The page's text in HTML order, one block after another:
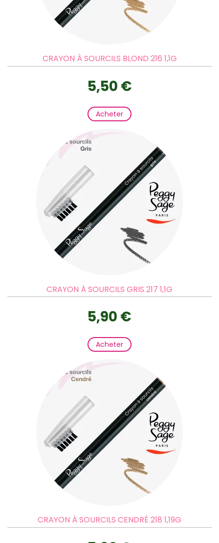
CRAYON À SOURCILS BLOND 216 1,1G
5,50 €
Acheter
CRAYON À SOURCILS GRIS 217 1,1G
5,90 €
Acheter
CRAYON À SOURCILS CENDRÉ 218 1,19G